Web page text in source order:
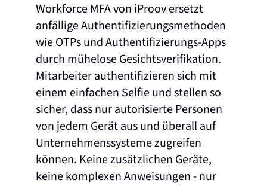
Workforce MFA von iProov ersetzt
anfällige Authentifizierungsmethoden
wie OTPs und Authentifizierungs-Apps
durch mühelose Gesichtsverifikation.
Mitarbeiter authentifizieren sich mit
einem einfachen Selfie und stellen so
sicher, dass nur autorisierte Personen
von jedem Gerät aus und überall auf
Unternehmenssysteme zugreifen
können. Keine zusätzlichen Geräte,
keine komplexen Anweisungen - nur